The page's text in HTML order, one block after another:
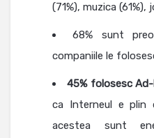
(71%), muzica (61%),
68% sunt
companiile le
45% folosesc
ca Interneul e plin
acestea sunt